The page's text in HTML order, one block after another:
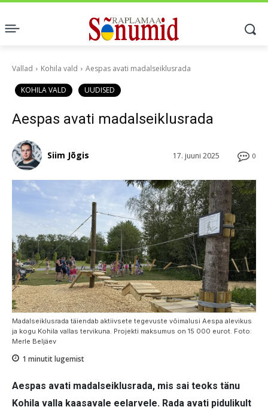
Vallad Kohila vald Aespas avati madalseiklusrada
KOHILA VALD UUDISED
Aespas avati madalseiklusrada
0
17. juuni 2025
Siim Jõgis
Madalseiklusrada täiendab aktiivsete tegevuste võimalusi Aespa alevikus
ja kogu Kohila vallas tervikuna. Projekti maksumus on 15 000 eurot. Foto:
Merle Beljäev
1 minutit lugemist
Aespas avati madalseiklusrada, mis sai teoks tänu
Kohila valla kaasavale eelarvele. Rada avati pidulikult